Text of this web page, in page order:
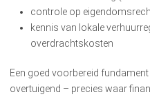
controle op
kennis van lokale
overdrachtskosten
Een goed voorbereid
overtuigend – precies waar